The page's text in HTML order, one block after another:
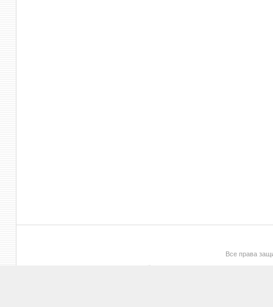
Все права